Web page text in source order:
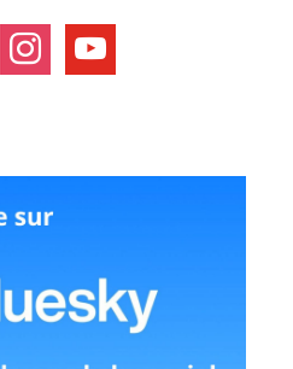
instagramyoutube